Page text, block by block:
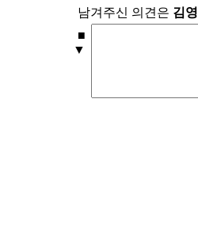
남겨주신 의견은 김
■
▼